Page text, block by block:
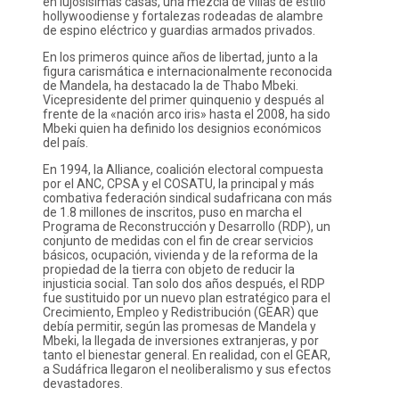
hollywoodiense y fortalezas rodeadas de alambre
de espino eléctrico y guardias armados privados.
En los primeros quince años de libertad, junto a la
figura carismática e internacionalmente reconocida
de Mandela, ha destacado la de Thabo Mbeki.
Vicepresidente del primer quinquenio y después al
frente de la «nación arco iris» hasta el 2008, ha sido
Mbeki quien ha definido los designios económicos
del país.
En 1994, la Alliance, coalición electoral compuesta
por el ANC, CPSA y el COSATU, la principal y más
combativa federación sindical sudafricana con más
de 1.8 millones de inscritos, puso en marcha el
Programa de Reconstrucción y Desarrollo (RDP), un
conjunto de medidas con el fin de crear servicios
básicos, ocupación, vivienda y de la reforma de la
propiedad de la tierra con objeto de reducir la
injusticia social. Tan solo dos años después, el RDP
fue sustituido por un nuevo plan estratégico para el
Crecimiento, Empleo y Redistribución (GEAR) que
debía permitir, según las promesas de Mandela y
Mbeki, la llegada de inversiones extranjeras, y por
tanto el bienestar general. En realidad, con el GEAR,
a Sudáfrica llegaron el neoliberalismo y sus efectos
devastadores.